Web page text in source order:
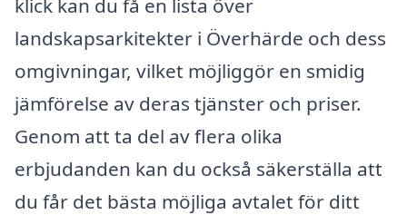
klick kan du få en lista över
landskapsarkitekter i Överhärde och dess
omgivningar, vilket möjliggör en smidig
jämförelse av deras tjänster och priser.
Genom att ta del av flera olika
erbjudanden kan du också säkerställa att
du får det bästa möjliga avtalet för ditt